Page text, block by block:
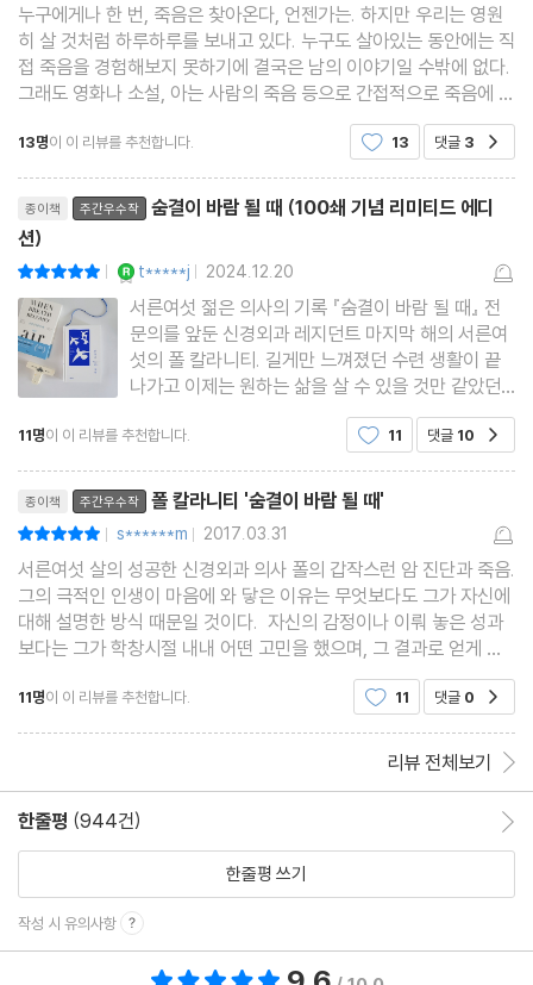
누구에게나 한 번, 죽음은 찾아온다, 언젠가는. 하지만 우리는 영원
히 살 것처럼 하루하루를 보내고 있다. 누구도 살아있는 동안에는 직
접 죽음을 경험해보지 못하기에 결국은 남의 이야기일 수밖에 없다.
그래도 영화나 소설, 아는 사람의 죽음 등으로 간접적으로 죽음에 대
해 생각해볼 기회가 주어진다. 이 책은 서른여섯 젊은 의사의 마지막
순간을 담고 있다. 이 책《숨결이 바람될
13명이 이 리뷰를 추천합니다. 13 댓글 3
종이책 주간우수작
숨결이 바람 될 때 (100쇄 기념 리미티드 에디
션)
| t*****j | 2024.12.20
서른여섯 젊은 의사의 기록 『숨결이 바람 될 때』 전
문의를 앞둔 신경외과 레지던트 마지막 해의 서른여
섯의 폴 칼라니티. 길게만 느껴졌던 수련 생활이 끝
나가고 이제는 원하는 삶을 살 수 있을 것만 같았던
어느 날에. 폐암 4기 판정을 받게 된 그는 삶이 송두
리째 바뀌게 된다. 환자를 치료하는 사명감 있는 의
그가 써 내려간 2
11명이 이 리뷰를 추천합니다. 11 댓글 10
종이책 주간우수작 폴 칼라니티 '숨결이 바람 될 때'
| s******m | 2017.03.31
서른여섯 살의 성공한 신경외과 의사 폴의 갑작스런 암 진단과 죽음.
그의 극적인 인생이 마음에 와 닿은 이유는 무엇보다도 그가 자신에
대해 설명한 방식 때문일 것이다. 자신의 감정이나 이뤄 놓은 성과
보다는 그가 학창시절 내내 어떤 고민을 했으며, 그 결과로 얻게 된
삶의 가치, 삶과 죽음에 대한 성찰을 통해 자신이 삶에 대해 어떤 자
세를 갖고 있는 사람이었는지 미루어 짐
11명이 이 리뷰를 추천합니다. 11 댓글 0
리뷰 전체보기
한줄평 (944건)
한줄평 쓰기
작성 시 유의사항